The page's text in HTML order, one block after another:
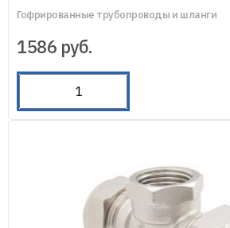
Гофрированные трубопроводы и шланги
1586 руб.